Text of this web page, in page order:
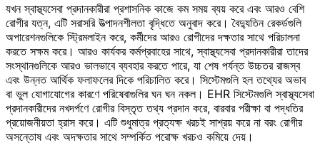
যখন স্বাস্থ্যসেবা প্রদানকারীরা প্রশাসনিক কাজে কম সময় ব্যয় করে এবং আরও বেশি
রোগীর যত্ন, এটি সরাসরি উত্পাদনশীলতা বৃদ্ধিতে অনুবাদ করে। বৈদ্যুতিন রেকর্ডগুলি
অপারেশনগুলিকে স্ট্রিমলাইন করে, কর্মীদের আরও রোগীদের দক্ষতার সাথে পরিচালনা
করতে সক্ষম করে। আরও কার্যকর কর্মপ্রবাহের সাথে, স্বাস্থ্যসেবা প্রদানকারীরা তাদের
সংস্থানগুলিকে আরও ভালভাবে ব্যবহার করতে পারে, যা শেষ পর্যন্ত উচ্চতর রাজস্ব
এবং উন্নত আর্থিক ফলাফলের দিকে পরিচালিত করে। সিস্টেমগুলি হল তথ্যের অভাব
বা ভুল যোগাযোগের কারণে পরিষেবাগুলির ঘন ঘন নকল। EHR সিস্টেমগুলি স্বাস্থ্যসেবা
প্রদানকারীদের নখদর্পণে রোগীর বিস্তৃত তথ্য প্রদান করে, বারবার পরীক্ষা বা পদ্ধতির
প্রয়োজনীয়তা হ্রাস করে। এটি শুধুমাত্র প্রত্যক্ষ খরচই সাশ্রয় করে না বরং রোগীর
অসন্তোষ এবং অদক্ষতার সাথে সম্পর্কিত পরোক্ষ খরচও কমিয়ে দেয়।